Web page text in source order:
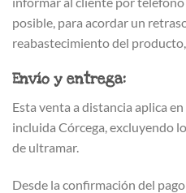
posible, para acordar un
reabastecimiento del
Envío y entrega:
Esta venta a distancia aplica
incluida Córcega, excluyendo
de ultramar.
Desde la confirmación del